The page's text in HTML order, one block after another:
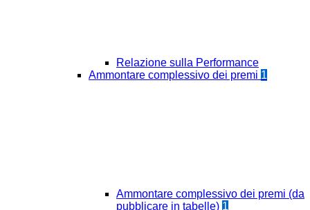
Relazione sulla Performance
Ammontare complessivo dei premi 1
Ammontare complessivo dei premi (da
pubblicare in tabelle) 1